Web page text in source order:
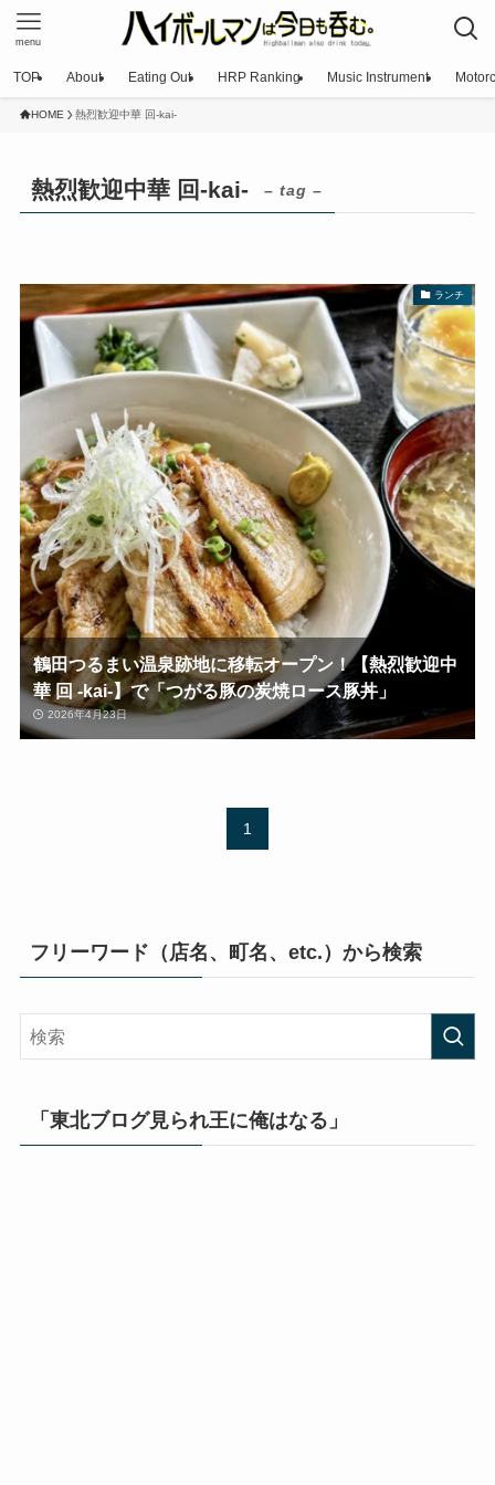
menu
TOP About Eating Out HRP Ranking Music Instrument
HOME 熱烈歓迎中華 回-kai-
熱烈歓迎中華 回-kai- – tag –
ランチ
鶴田つるまい温泉跡地に移転オープン！【熱烈歓迎中
華 回 -kai-】で「つがる豚の炭焼ロース豚丼」
2026年4月23日
1
フリーワード（店名、町名、etc.）から検索
「東北ブログ見られ王に俺はなる」